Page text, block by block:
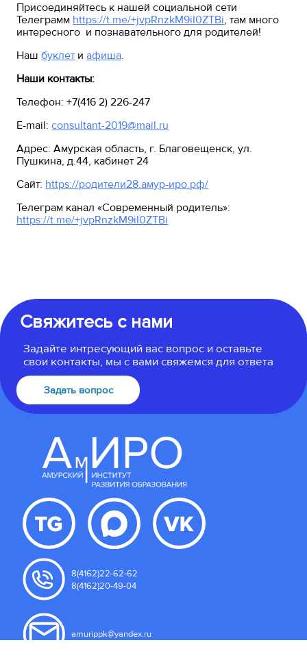
Присоединяйтесь к нашей социальной сети
Телеграмм https://t.me/+jvpRnzkM9iI0ZTBi, там много
интересного и познавательного для родителей!
Нашбуклет иафиша.
Наши контакты:
Телефон: +7(416 2) 226-247
E-mail:сonsultant-2019@mail.ru
Адрес: Амурская область, г. Благовещенск, ул.
Пушкина, д.44, кабинет 24
Сайт: https://родители28.амур-иро.рф/
Телеграм канал «Современный родитель»:
https://t.me/+jvpRnzkM9iI0ZTBi
Свяжитесь с нами
Задайте интресующий вас вопрос и оставьте
свои контакты, мы с вами свяжемся для ответа
Задать вопрос
8(4162)22-62-62
8(4162)20-49-04
amurippk@yandex.ru